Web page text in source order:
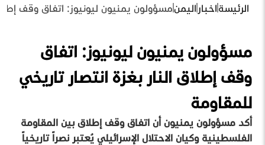
الرئيسةاخبار اليمنمسؤولون يمنيون ليونيوز: اتفاق وقف
مسؤولون يمنيون ليونيوز: اتفاق
وقف إطلاق النار بغزة انتصار تاريخي
للمقاومة
أكد مسؤولون يمنيون أن اتفاق وقف إطلاق بين المقاومة
الفلسطينية وكيان الاحتلال الإسرائيلي يُعتبر نصراً تاريخياً